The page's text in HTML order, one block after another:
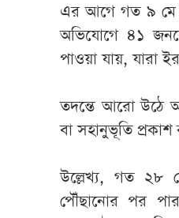
এর আগে গত ৯ মে
অভিযোগে ৪১ জনকে
পাওয়া যায়, যারা
তদন্তে আরো উঠে
বা সহানুভূতি প্রকাশ
উল্লেখ্য, গত ২৮
পৌঁছানোর পর